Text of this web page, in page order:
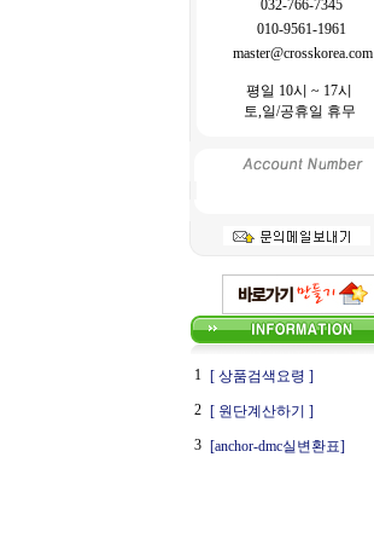
032-766-7345
010-9561-1961
master@crosskorea.com
평일 10시 ~ 17시
토,일/공휴일 휴무
1
[ 상품검색요령 ]
2
[ 원단계산하기 ]
3
[anchor-dmc실변환표]